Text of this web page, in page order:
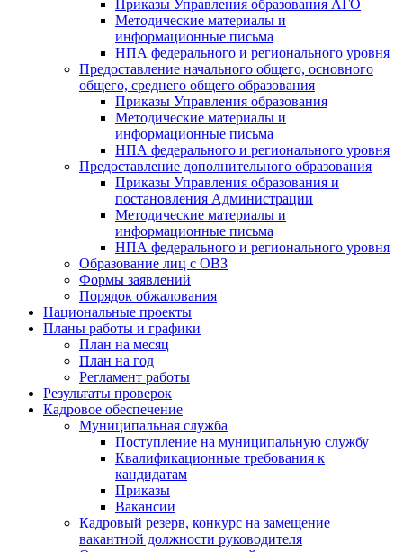
Приказы Управления образования АГО
Методические материалы и
информационные письма
НПА федерального и регионального уровня
Предоставление начального общего, основного
общего, среднего общего образования
Приказы Управления образования
Методические материалы и
информационные письма
НПА федерального и регионального уровня
Предоставление дополнительного образования
Приказы Управления образования и
постановления Администрации
Методические материалы и
информационные письма
НПА федерального и регионального уровня
Образование лиц с ОВЗ
Формы заявлений
Порядок обжалования
Национальные проекты
Планы работы и графики
План на месяц
План на год
Регламент работы
Результаты проверок
Кадровое обеспечение
Муниципальная служба
Поступление на муниципальную службу
Квалификационные требования к
кандидатам
Приказы
Вакансии
Кадровый резерв, конкурс на замещение
вакантной должности руководителя